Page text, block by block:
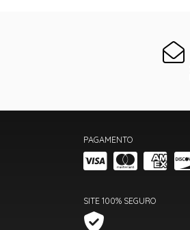
PAGAMENTO
SITE 100% SEGURO